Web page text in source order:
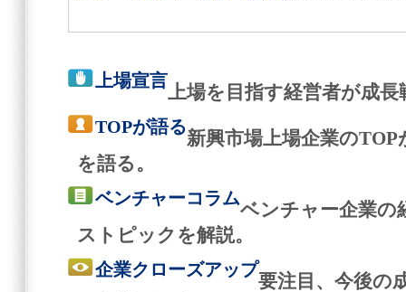
上場宣言
上場を目指す経営者が成
TOPが語る
新興市場上場企業の
を語る。
ベンチャーコラム
ベンチャー企業の
ストピックを解説。
企業クローズアップ
要注目、今後の